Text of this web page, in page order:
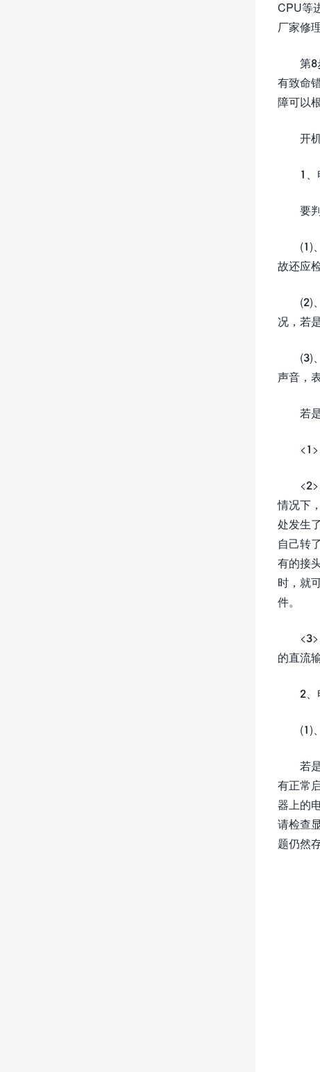
CPU等
厂家修理
第8
有致命
障可以
开
1
要
(1)
故还应
(2)
况，若
(3)
声音，
若
情况下
处发生
自己转
有的接
时，就
件。
的直流
2
(1)
若
有正常
器上的
请检查
题仍然